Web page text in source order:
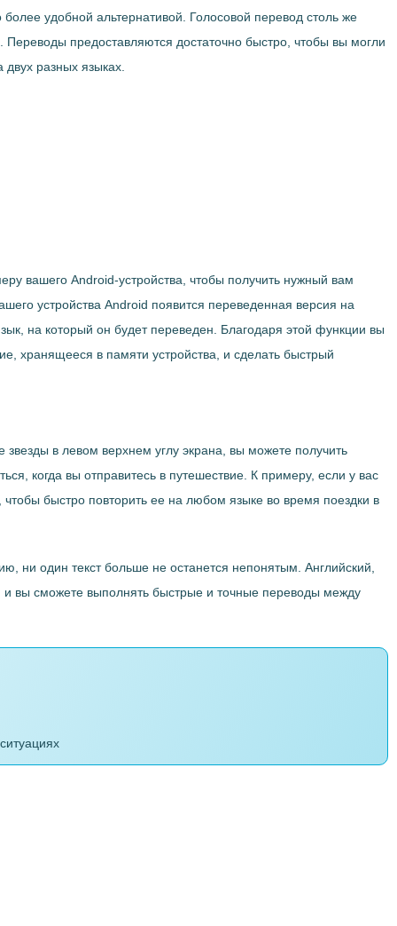
удобной альтернативой. Голосовой перевод столь же
предоставляются достаточно быстро, чтобы вы могли
разных языках.
вашего Android-устройства, чтобы получить нужный вам
устройства Android появится переведенная версия на
на который он будет переведен. Благодаря этой функции вы
хранящееся в памяти устройства, и сделать быстрый
в левом верхнем углу экрана, вы можете получить
когда вы отправитесь в путешествие. К примеру, если у вас
быстро повторить ее на любом языке во время поездки в
ни один текст больше не останется непонятым. Английский,
и вы сможете выполнять быстрые и точные переводы между